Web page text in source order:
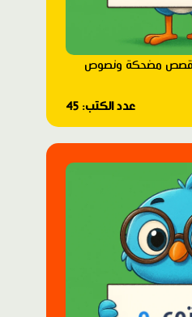
مضحكة ونصوص
عدد الكتب: 45